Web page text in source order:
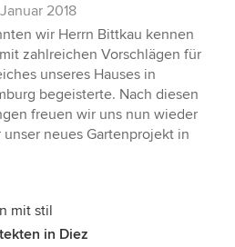
2018
wir Herrn Bittkau kennen
zahlreichen Vorschlägen für
unseres Hauses in
begeisterte. Nach diesen
freuen wir uns nun wieder
neues Gartenprojekt in
mit stil
in Diez